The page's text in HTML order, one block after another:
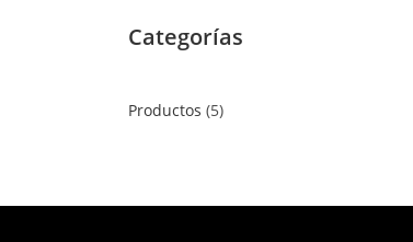
Categorías
Productos 5